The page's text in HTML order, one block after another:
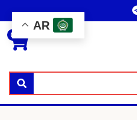
بحث
0
AR